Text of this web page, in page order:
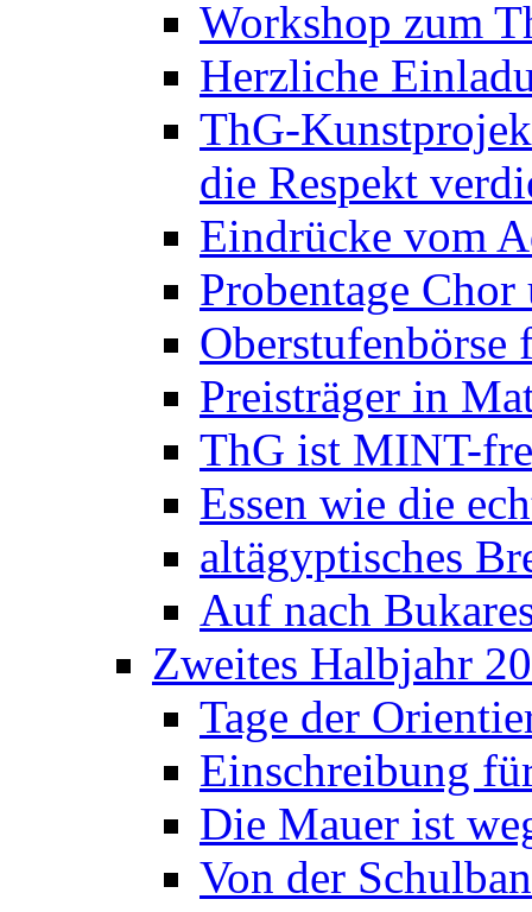
Workshop zum
Herzliche
ThG-
die Respekt
Eindrücke vom
Probentage
Preisträger in
ThG ist MINT-
Essen wie die
altägyptisches
Auf nach
Zweites Halbjahr
Tage der
Einschreibung
Die Mauer ist
Von der